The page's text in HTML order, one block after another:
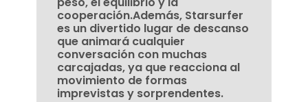
cooperación.Además, Starsurfer
es un divertido lugar de descanso
que animará cualquier
conversación con muchas
carcajadas, ya que reacciona al
movimiento de formas
imprevistas y sorprendentes.